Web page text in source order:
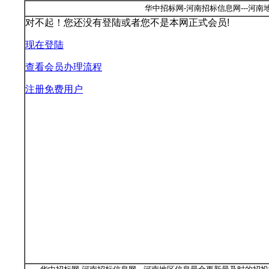
华中招标网-河南招标信息网---河
对不起！您还没有登陆或者您不是本网正式会员!
现在登陆
查看会员办理流程
注册免费用户